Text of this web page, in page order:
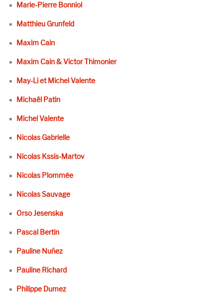
Marie-Pierre Bonniol
Matthieu Grunfeld
Maxim Cain
Maxim Cain & Victor Thimonier
May-Li et Michel Valente
Michaël Patin
Michel Valente
Nicolas Gabrielle
Nicolas Kssis-Martov
Nicolas Plommée
Nicolas Sauvage
Orso Jesenska
Pascal Bertin
Pauline Nuñez
Pauline Richard
Philippe Dumez